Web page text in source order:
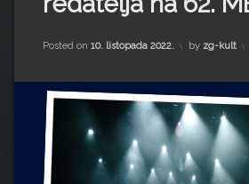
Impressum
Milenko Strižak
Drugi autori
Drugi autori
Matea Andrić
Ljiljana Lekanić-Kljaić
Željko Krznarić
Posted on 10. listopada 2022. by zg-kult